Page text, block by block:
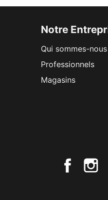
Notre
Qui sommes-
Professionnels
Magasins